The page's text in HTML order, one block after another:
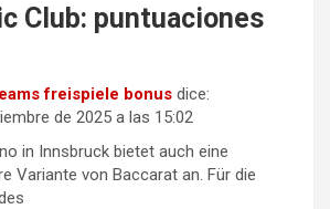
Club: puntuaciones
freispiele bonus dice:
de 2025 a las 15:02
in Innsbruck bietet auch eine
Variante von Baccarat an. Für die